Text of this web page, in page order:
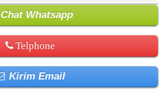
Chat Whatsapp
Telphone
Kirim Email